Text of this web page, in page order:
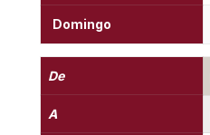
Domingo
De
A